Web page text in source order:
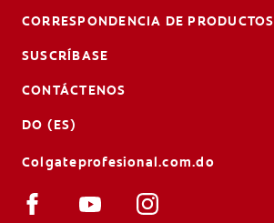
CORRESPONDENCIA DE PRODUCTOS
SUSCRÍBASE
CONTÁCTENOS
DO (ES)
Colgateprofesional.com.do